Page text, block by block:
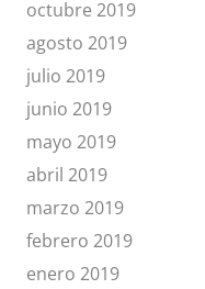
octubre 2019
agosto 2019
julio 2019
junio 2019
mayo 2019
abril 2019
marzo 2019
febrero 2019
enero 2019